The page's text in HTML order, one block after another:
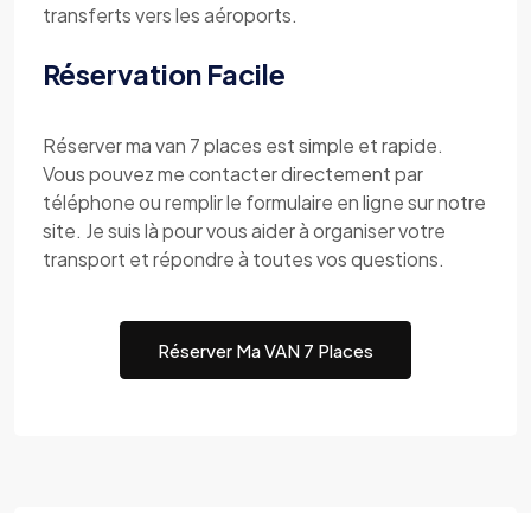
transferts vers les aéroports.
Réservation Facile
Réserver ma van 7 places est simple et rapide.
Vous pouvez me contacter directement par
téléphone ou remplir le formulaire en ligne sur notre
site. Je suis là pour vous aider à organiser votre
transport et répondre à toutes vos questions.
Réserver Ma VAN 7 Places